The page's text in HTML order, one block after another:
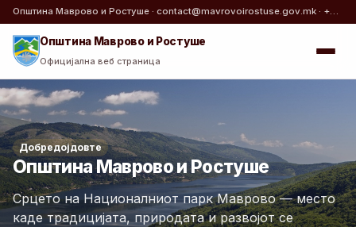
Општина Маврово и Ростуше · contact@mavrovoirostuse.gov.mk · +389 42 478 814
Општина Маврово и Ростуше
Официјална веб страница
Добредојдовте
Општина Маврово и Ростуше
Срцето на Националниот парк Маврово — место
каде традицијата, природата и развојот се